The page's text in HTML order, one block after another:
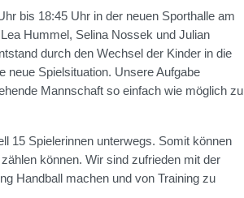
bis 18:45 Uhr in der neuen Sporthalle am
Hummel, Selina Nossek und Julian
durch den Wechsel der Kinder in die
neue Spielsituation. Unsere Aufgabe
Mannschaft so einfach wie möglich zu
15 Spielerinnen unterwegs. Somit können
können. Wir sind zufrieden mit der
Handball machen und von Training zu